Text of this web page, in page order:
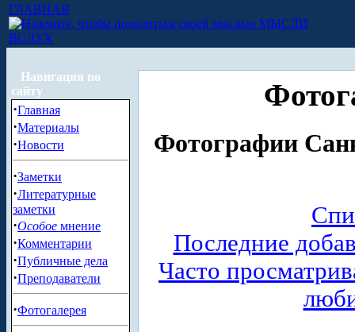
ГЛАВНАЯ
МЫСЛИ
ВСЛУХ
Навигация по
сайту
·Главная
·Материалы
·Новости
·Заметки
·Литературные
заметки
·Особое мнение
·Комментарии
·Публичные дела
·Преподаватели
·Фотогалерея
Фотографии
Последние
Часто